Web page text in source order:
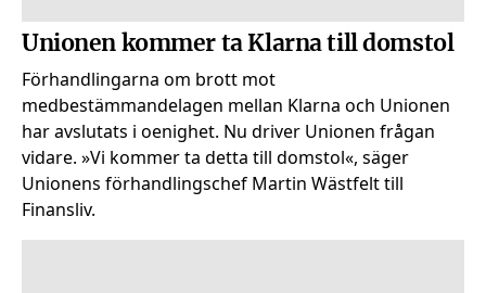
Unionen kommer ta Klarna till domstol
Förhandlingarna om brott mot
medbestämmandelagen mellan Klarna och Unionen
har avslutats i oenighet. Nu driver Unionen frågan
vidare. »Vi kommer ta detta till domstol«, säger
Unionens förhandlingschef Martin Wästfelt till
Finansliv.